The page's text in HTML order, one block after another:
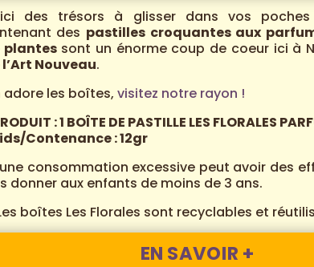
des trésors à glisser dans vos
des pastilles croquantes aux
plantessont un énorme coup de coeur ici à
Nouveau.
adore les boîtes, visitez notre rayon !
: 1 BOÎTE DE PASTILLE LES FLORALES
Contenance : 12gr
consommation excessive peut avoir des
donner aux enfants de moins de 3 ans.
boîtes Les Florales sont recyclables et
EN SAVOIR +